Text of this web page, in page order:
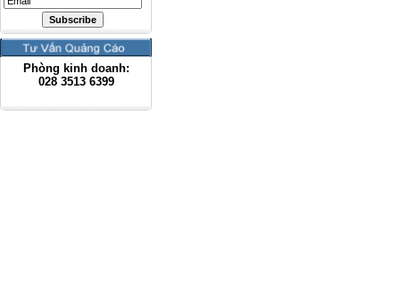
Phòng kinh doanh:
028 3513 6399